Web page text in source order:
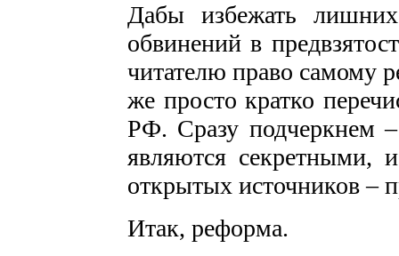
Дабы избежать
обвинений в
читателю право самому
же просто кратко
РФ. Сразу подчеркнем
являются секретными,
открытых источников –
Итак, реформа.